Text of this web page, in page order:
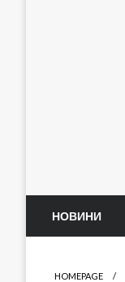
НОВИНИ
HOMEPAGE